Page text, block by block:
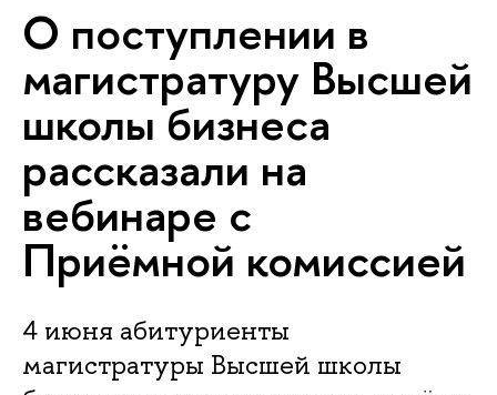
О поступлении в
магистратуру Высшей
школы бизнеса
рассказали на
вебинаре с
Приёмной комиссией
4 июня абитуриенты
магистратуры Высшей школы